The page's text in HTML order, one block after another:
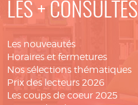
LES + CONSULTÉS
Les nouveautés
Horaires et fermetures
Nos sélections thématiques
Prix des lecteurs 2026
Les coups de coeur 2025